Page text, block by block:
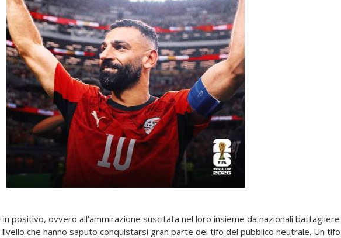
in positivo, ovvero all’ammirazione suscitata nel loro insieme da nazionali battagliere
che hanno saputo conquistarsi gran parte del tifo del pubblico neutrale. Un tifo